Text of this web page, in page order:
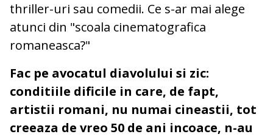
thriller-uri sau comedii. Ce s-ar mai alege
atunci din "scoala cinematografica
romaneasca?"
Fac pe avocatul diavolului si zic:
conditiile dificile in care, de fapt,
artistii romani, nu numai cineastii, tot
creeaza de vreo 50 de ani incoace, n-au